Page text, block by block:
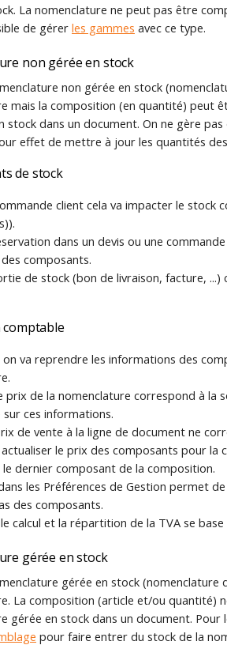
La nomenclature ne peut pas être
de gérer les gammes avec ce type.
non gérée en stock
non gérée en stock
mais la composition (en quantité) peut
stock dans un document. On ne gère
effet de mettre à jour les quantités
de stock
client cela va impacter le stock
dans un devis ou une
composants.
de stock (bon de livraison, facture,
va reprendre les informations des
prix de la nomenclature correspond à la
sur ces informations.
de vente à la ligne de document ne
le prix des composants pour
dernier composant de la composition.
les Préférences de Gestion permet
des composants.
calcul et la répartition de la TVA se
gérée en stock
gérée en stock
La composition (article et/ou quantité)
gérée en stock dans un document.
pour faire entrer du stock de la